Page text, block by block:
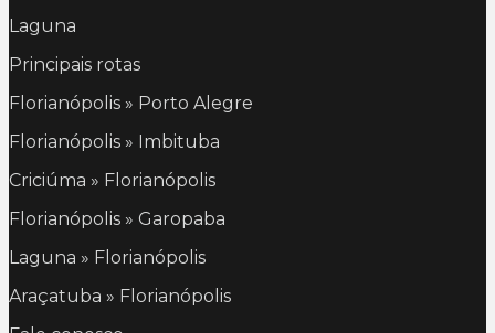
Laguna
Principais rotas
Florianópolis » Porto Alegre
Florianópolis » Imbituba
Criciúma » Florianópolis
Florianópolis » Garopaba
Laguna » Florianópolis
Araçatuba » Florianópolis